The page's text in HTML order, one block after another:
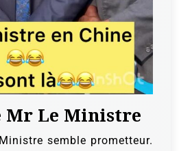
Mr Le Ministre
semble prometteur.